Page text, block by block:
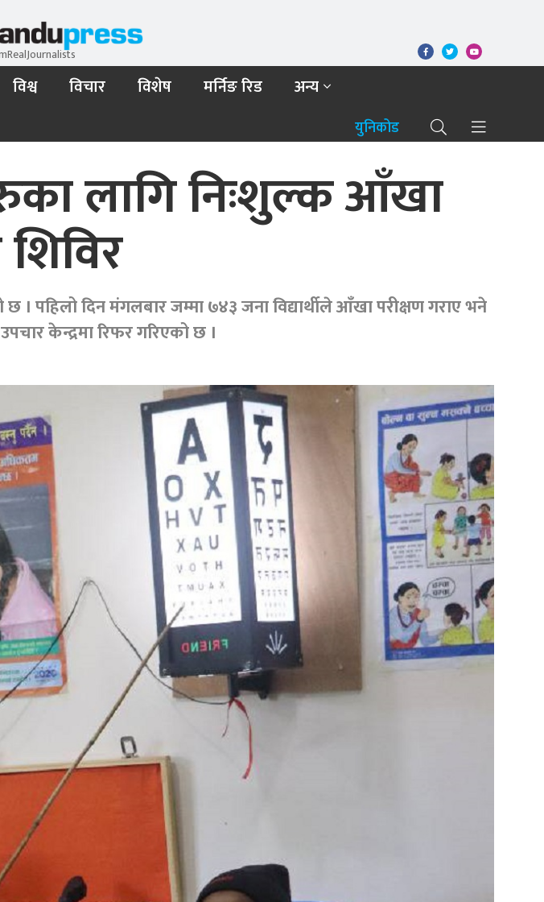
विश्व विचार विशेष मर्निङ रिड अन्य
युनिकोड
लागि निःशुल्क आँखा
दिन मंगलबार जम्मा ७४३ जना विद्यार्थीले आँखा परीक्षण गराए भने
केन्द्रमा रिफर गरिएको छ ।